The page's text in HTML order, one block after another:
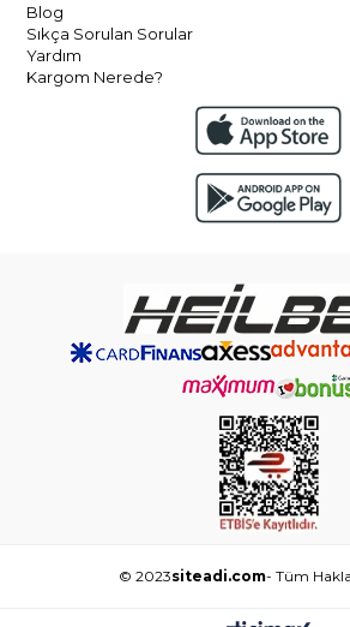
Blog
Sıkça Sorulan Sorular
Yardım
Kargom Nerede?
© 2023siteadi.com- Tüm